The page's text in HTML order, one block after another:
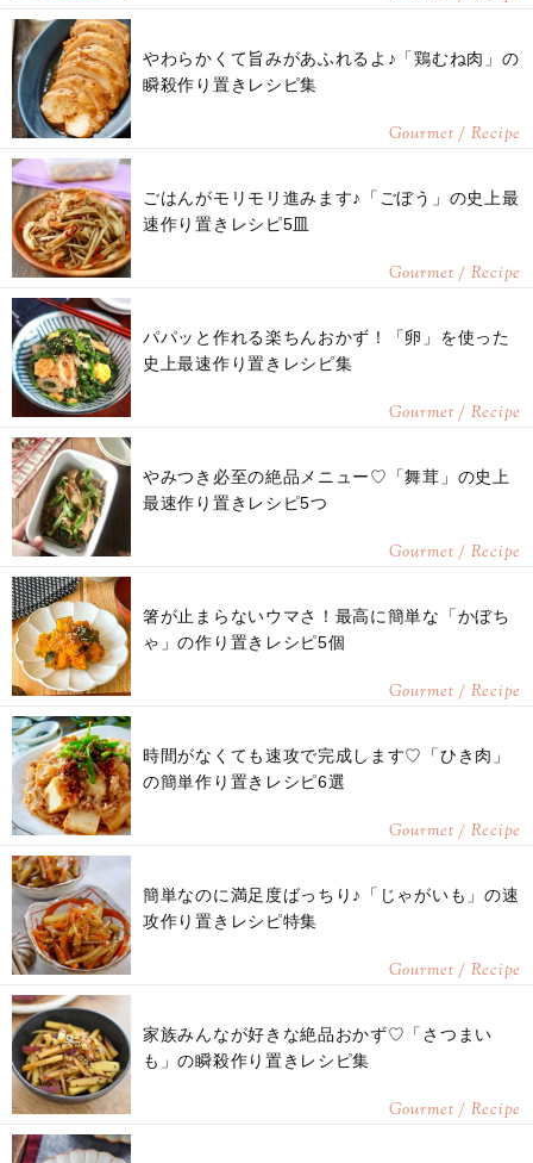
やわらかくて旨みがあふれるよ♪「鶏むね肉」の
瞬殺作り置きレシピ集
Gourmet / Recipe
ごはんがモリモリ進みます♪「ごぼう」の史上最
速作り置きレシピ5皿
Gourmet / Recipe
パパッと作れる楽ちんおかず！「卵」を使った
史上最速作り置きレシピ集
Gourmet / Recipe
やみつき必至の絶品メニュー♡「舞茸」の史上
最速作り置きレシピ5つ
Gourmet / Recipe
箸が止まらないウマさ！最高に簡単な「かぼち
ゃ」の作り置きレシピ5個
Gourmet / Recipe
時間がなくても速攻で完成します♡「ひき肉」
の簡単作り置きレシピ6選
Gourmet / Recipe
簡単なのに満足度ばっちり♪「じゃがいも」の速
攻作り置きレシピ特集
Gourmet / Recipe
家族みんなが好きな絶品おかず♡「さつまい
も」の瞬殺作り置きレシピ集
Gourmet / Recipe